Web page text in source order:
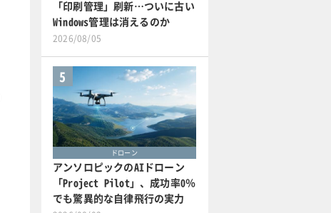
「印刷管理」刷新…ついに古い
Windows管理は消えるのか
2026/08/05
5
ドローン
アンソロピックのAIドローン
「Project Pilot」、成功率0％
でも驚異的な自律飛行の実力